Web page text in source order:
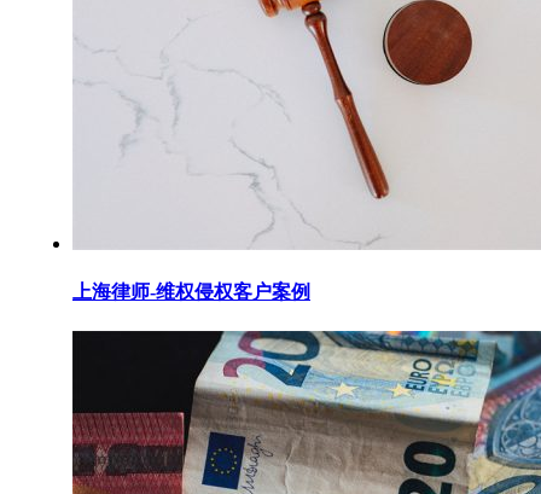
上海律师-维权侵权客户案例